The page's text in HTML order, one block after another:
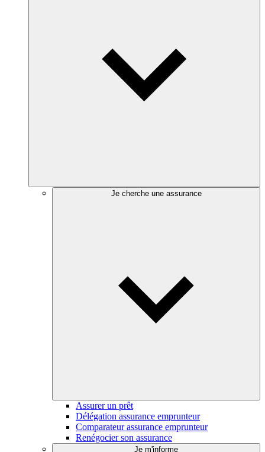
Je cherche une assurance
Assurer un prêt
Délégation assurance emprunteur
Comparateur assurance emprunteur
Renégocier son assurance
Je m'informe